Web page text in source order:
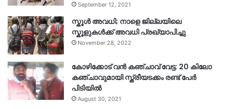
September 12, 2021
സ്കൂൾ അവധി; നാളെ ജില്ലയിലെ
സ്കൂളുകൾക്ക് അവധി പ്രഖ്യാപിച്ചു
November 28, 2022
കോഴിക്കോട് വൻ കഞ്ചാവ് വേട്ട: 20 കിലോ
കഞ്ചാവുമായി സ്ത്രീയടക്കം രണ്ട് പേർ
പിടിയിൽ
August 30, 2021